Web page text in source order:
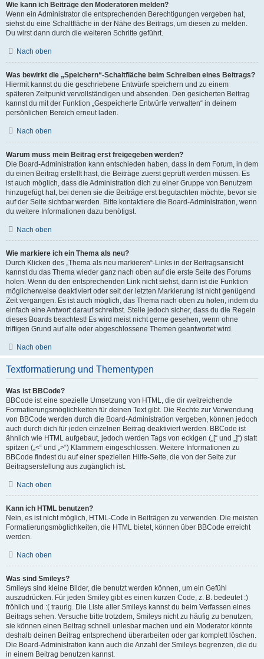
Wie kann ich Beiträge den Moderatoren melden?
Wenn ein Administrator die entsprechenden Berechtigungen vergeben hat,
siehst du eine Schaltfläche in der Nähe des Beitrags, um diesen zu melden.
Du wirst dann durch die weiteren Schritte geführt.
Nach oben
Was bewirkt die „Speichern“-Schaltfläche beim Schreiben eines Beitrags?
Hiermit kannst du die geschriebene Entwürfe speichern und zu einem
späteren Zeitpunkt vervollständigen und absenden. Den gesicherten Beitrag
kannst du mit der Funktion „Gespeicherte Entwürfe verwalten“ in deinem
persönlichen Bereich erneut laden.
Nach oben
Warum muss mein Beitrag erst freigegeben werden?
Die Board-Administration kann entschieden haben, dass in dem Forum, in dem
du einen Beitrag erstellt hast, die Beiträge zuerst geprüft werden müssen. Es
ist auch möglich, dass die Administration dich zu einer Gruppe von Benutzern
hinzugefügt hat, bei denen sie die Beiträge erst begutachten möchte, bevor sie
auf der Seite sichtbar werden. Bitte kontaktiere die Board-Administration, wenn
du weitere Informationen dazu benötigst.
Nach oben
Wie markiere ich ein Thema als neu?
Durch Klicken des „Thema als neu markieren“-Links in der Beitragsansicht
kannst du das Thema wieder ganz nach oben auf die erste Seite des Forums
holen. Wenn du den entsprechenden Link nicht siehst, dann ist die Funktion
möglicherweise deaktiviert oder seit der letzten Markierung ist nicht genügend
Zeit vergangen. Es ist auch möglich, das Thema nach oben zu holen, indem du
einfach eine Antwort darauf schreibst. Stelle jedoch sicher, dass du die Regeln
dieses Boards beachtest! Es wird meist nicht gerne gesehen, wenn ohne
triftigen Grund auf alte oder abgeschlossene Themen geantwortet wird.
Nach oben
Textformatierung und Thementypen
Was ist BBCode?
BBCode ist eine spezielle Umsetzung von HTML, die dir weitreichende
Formatierungsmöglichkeiten für deinen Text gibt. Die Rechte zur Verwendung
von BBCode werden durch die Board-Administration vergeben, können jedoch
auch durch dich für jeden einzelnen Beitrag deaktiviert werden. BBCode ist
ähnlich wie HTML aufgebaut, jedoch werden Tags von eckigen („[“ und „]“) statt
spitzen („<“ und „>“) Klammern eingeschlossen. Weitere Informationen zu
BBCode findest du auf einer speziellen Hilfe-Seite, die von der Seite zur
Beitragserstellung aus zugänglich ist.
Nach oben
Kann ich HTML benutzen?
Nein, es ist nicht möglich, HTML-Code in Beiträgen zu verwenden. Die meisten
Formatierungsmöglichkeiten, die HTML bietet, können über BBCode erreicht
werden.
Nach oben
Was sind Smileys?
Smileys sind kleine Bilder, die benutzt werden können, um ein Gefühl
auszudrücken. Für jeden Smiley gibt es einen kurzen Code, z. B. bedeutet :)
fröhlich und :( traurig. Die Liste aller Smileys kannst du beim Verfassen eines
Beitrags sehen. Versuche bitte trotzdem, Smileys nicht zu häufig zu benutzen,
sie können einen Beitrag schnell unlesbar machen und ein Moderator könnte
deshalb deinen Beitrag entsprechend überarbeiten oder gar komplett löschen.
Die Board-Administration kann auch die Anzahl der Smileys begrenzen, die du
in einem Beitrag benutzen kannst.